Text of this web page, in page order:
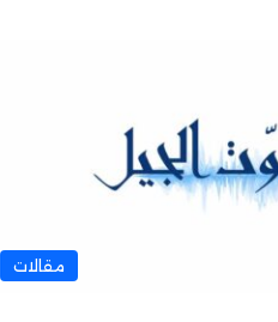
مقالات